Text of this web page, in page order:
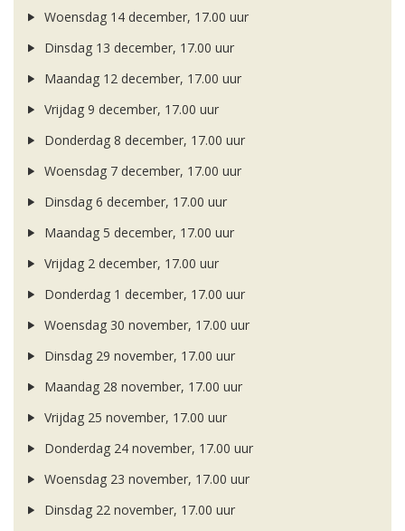
Woensdag 14 december, 17.00 uur
Dinsdag 13 december, 17.00 uur
Maandag 12 december, 17.00 uur
Vrijdag 9 december, 17.00 uur
Donderdag 8 december, 17.00 uur
Woensdag 7 december, 17.00 uur
Dinsdag 6 december, 17.00 uur
Maandag 5 december, 17.00 uur
Vrijdag 2 december, 17.00 uur
Donderdag 1 december, 17.00 uur
Woensdag 30 november, 17.00 uur
Dinsdag 29 november, 17.00 uur
Maandag 28 november, 17.00 uur
Vrijdag 25 november, 17.00 uur
Donderdag 24 november, 17.00 uur
Woensdag 23 november, 17.00 uur
Dinsdag 22 november, 17.00 uur